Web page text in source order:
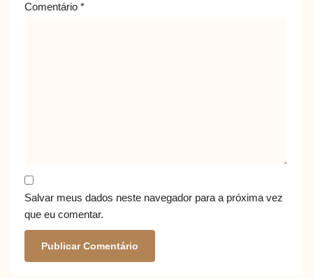
Comentário *
Salvar meus dados neste navegador para a próxima vez
que eu comentar.